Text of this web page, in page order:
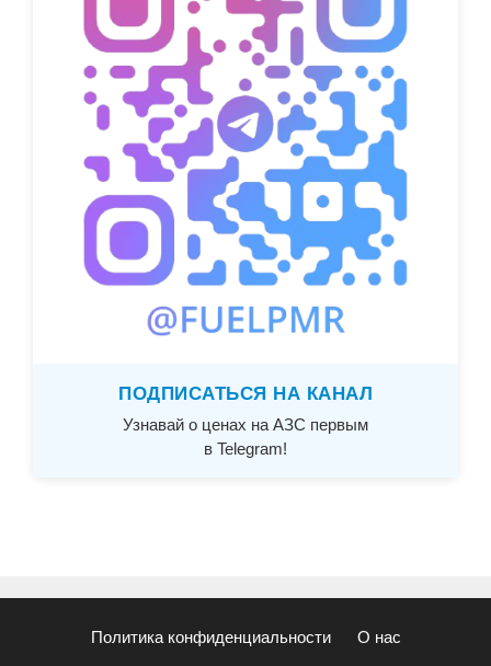
ПОДПИСАТЬСЯ НА КАНАЛ
Узнавай о ценах на АЗС первым
в Telegram!
Политика конфиденциальности О нас